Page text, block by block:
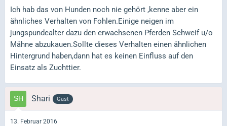
Ich hab das von Hunden noch nie gehört ,kenne aber ein
ähnliches Verhalten von Fohlen.Einige neigen im
jungspundealter dazu den erwachsenen Pferden Schweif u/o
Mähne abzukauen.Sollte dieses Verhalten einen ähnlichen
Hintergrund haben,dann hat es keinen Einfluss auf den
Einsatz als Zuchttier.
Shari Gast
13. Februar 2016